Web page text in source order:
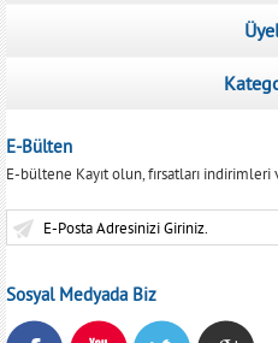
E-Bülten
E-bültene Kayıt olun, fırsatları indirimleri
Sosyal Medyada Biz